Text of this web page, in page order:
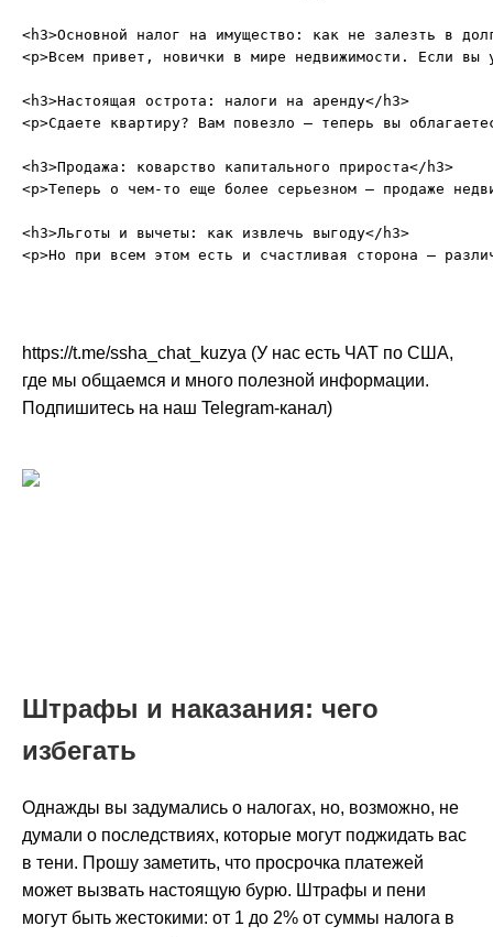
<h3>Основной налог на имущество: как не залезть в
<p>Всем привет, новички в мире недвижимости. Если
<h3>Настоящая острота: налоги на аренду</h3>
<p>Сдаете квартиру? Вам повезло — теперь вы
<h3>Продажа: коварство капитального прироста</h3>
<p>Теперь о чем-то еще более серьезном — продаже
<h3>Льготы и вычеты: как извлечь выгоду</h3>
https://t.me/ssha_chat_kuzya (У нас есть ЧАТ по США,
где мы общаемся и много полезной информации.
Подпишитесь на наш Telegram-канал)
Штрафы и наказания: чего
избегать
Однажды вы задумались о налогах, но, возможно, не
думали о последствиях, которые могут поджидать вас
в тени. Прошу заметить, что просрочка платежей
может вызвать настоящую бурю. Штрафы и пени
могут быть жестокими: от 1 до 2% от суммы налога в